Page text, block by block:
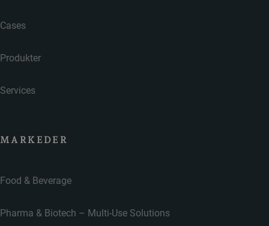
Cases
Produkter
Services
MARKEDER
Food & Beverage
Pharma & Biotech – Multi-Use Solutions